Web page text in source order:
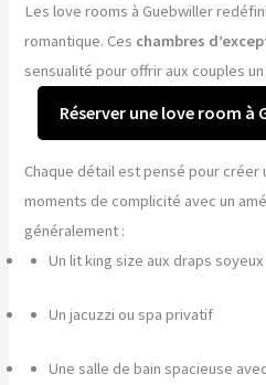
Les love rooms à Guebwiller
romantique. Ces chambres
sensualité pour offrir aux couples
Réserver une love room à
Chaque détail est pensé pour
moments de complicité avec un
généralement :
Un lit king size aux draps soyeux
Un jacuzzi ou spa privatif
Une salle de bain spacieuse